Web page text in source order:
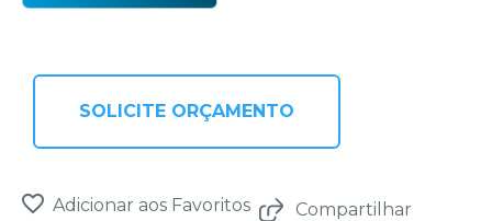
SOLICITE ORÇAMENTO
Adicionar aos Favoritos
Compartilhar